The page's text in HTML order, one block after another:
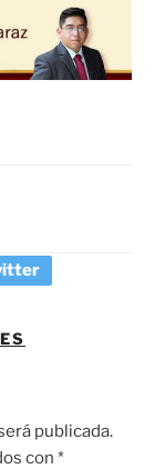
publicada.
con *